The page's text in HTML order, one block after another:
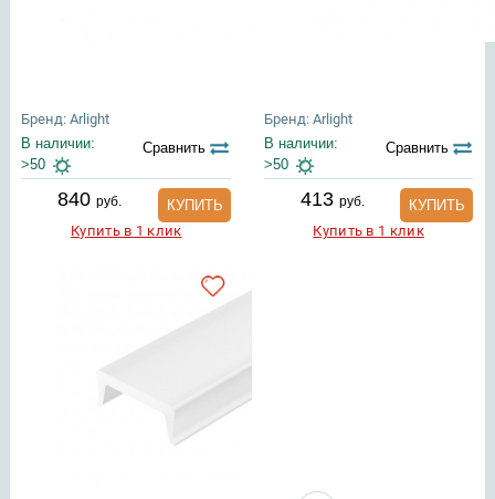
Бренд: Arlight
В наличии:
>50
Сравнить
840руб.
КУПИТЬ
Купить в 1 клик
Бренд: Arlight
В наличии:
>50
Сравнить
413 руб.
КУПИТЬ
Купить в 1 клик